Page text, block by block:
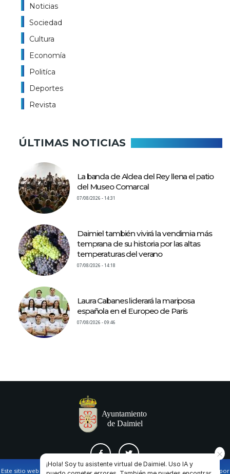
Noticias
Sociedad
Cultura
Economía
Politíca
Deportes
Revista
ÚLTIMAS NOTICIAS
La banda de Aldea del Rey llena el patio
del Museo Comarcal
07/08/2026 - 14:31
Daimiel también vivirá la vendimia más
temprana de su historia por las altas
temperaturas del verano
07/08/2026 - 14:18
Laura Cabanes liderará la mariposa
española en el Europeo de París
07/08/2026 - 09:46
Este sitio web utiliza cookies propias y de terceros para facilitar la navegación por
¡Hola! Soy tu asistente virtual de Daimiel. Uso IA y